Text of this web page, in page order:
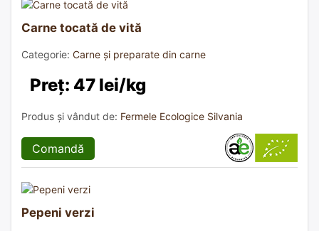
Carne tocată de vită
Categorie: Carne și preparate din carne
Preț: 47 lei/kg
Produs și vândut de: Fermele Ecologice Silvania
Comandă
Pepeni verzi